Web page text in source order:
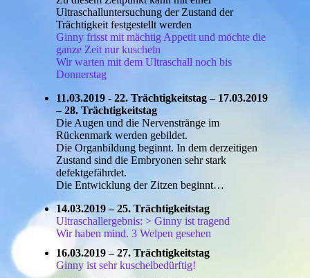
Ultraschalluntersuchung der Zustand der
Trächtigkeit festgestellt werden
Ginny frisst mit mächtig Appetit und möchte die
ganze Zeit nur kuscheln
Wir warten mit dem Ultraschall noch bis
Donnerstag
11.03.2019 - 22. Trächtigkeitstag – 17.03.2019
– 28. Trächtigkeitstag
Die Augen und die Nervenstränge im
Rückenmark werden gebildet.
Die Organbildung beginnt. In dem derzeitigen
Zustand sind die Embryonen sehr stark
defektgefährdet.
Die Entwicklung der Zitzen beginnt…
14.03.2019 – 25. Trächtigkeitstag
Ultraschallergebnis: > Ginny ist tragend
Wir haben mind. 3 Welpen gesehen
16.03.2019 – 27. Trächtigkeitstag
Ginny ist sehr kuschelbedürftig!